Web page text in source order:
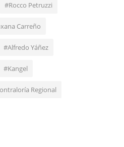
#Rocco Petruzzi
Carreño
#Alfredo Yáñez
#Kangel
Regional